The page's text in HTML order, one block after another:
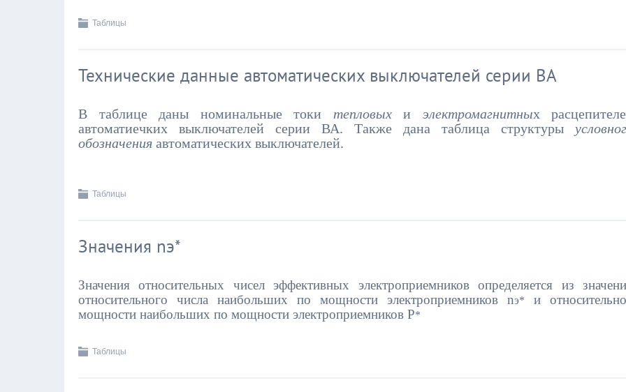
Таблицы
Технические данные автоматических выключателей серии ВA
В таблице даны номинальные токи тепловыхи электромагнитных
автоматиечких выключателей серии ВА. Также дана таблица структуры
обозначения автоматических выключателей.
Таблицы
Значения nэ*
Значения относительных чисел эффективных электроприемников определяется из
относительного числа наибольших по мощности электроприемников nэ*
и
мощности наибольших по мощности электроприемников Р*
Таблицы